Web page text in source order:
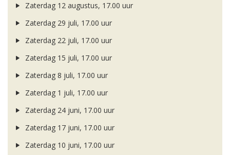
Zaterdag 12 augustus, 17.00 uur
Zaterdag 29 juli, 17.00 uur
Zaterdag 22 juli, 17.00 uur
Zaterdag 15 juli, 17.00 uur
Zaterdag 8 juli, 17.00 uur
Zaterdag 1 juli, 17.00 uur
Zaterdag 24 juni, 17.00 uur
Zaterdag 17 juni, 17.00 uur
Zaterdag 10 juni, 17.00 uur